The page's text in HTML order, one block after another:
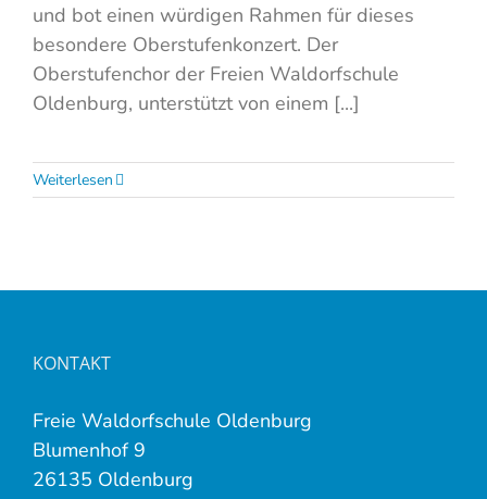
und bot einen würdigen Rahmen für dieses
besondere Oberstufenkonzert. Der
Oberstufenchor der Freien Waldorfschule
Oldenburg, unterstützt von einem [...]
Weiterlesen
KONTAKT
Freie Waldorfschule Oldenburg
Blumenhof 9
26135 Oldenburg